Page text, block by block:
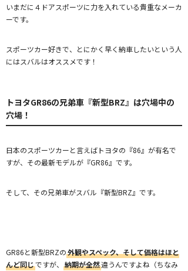
いまだに４ドアスポーツに力を入れている貴重なメーカ
ーです。
スポーツカー好きで、とにかく早く納車したいという人
にはスバルはオススメです！
トヨタGR86の兄弟車『新型BRZ』は穴場中の
穴場！
日本のスポーツカーと言えばトヨタの『86』が有名で
すが、その最新モデルが『GR86』です。
そして、その兄弟車がスバル『新型BRZ』です。
GR86と新型BRZの外観やスペック、そして価格はほと
んど同じですが、 納期が全然違うんですよね（ちなみ